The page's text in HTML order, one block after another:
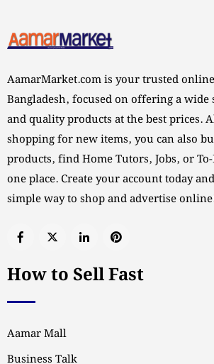
AamarMarket.com is your trusted
Bangladesh, focused on offering a
and quality products at the best prices.
shopping for new items, you can also
products, find Home Tutors, Jobs, or
one place. Create your account today
simple way to shop and advertise
How to Sell Fast
Aamar Mall
Business Talk